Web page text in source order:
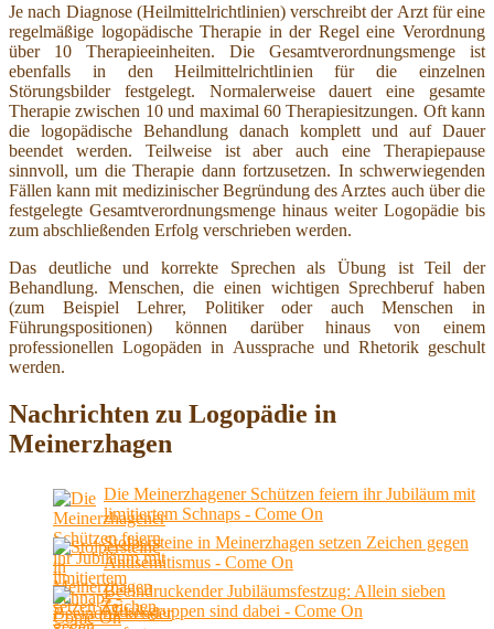
Je nach Diagnose (Heilmittelrichtlinien) verschreibt der Arzt für eine
regelmäßige logopädische Therapie in der Regel eine Verordnung
über 10 Therapieeinheiten. Die Gesamtverordnungsmenge ist
ebenfalls in den Heilmittelrichtlinien für die einzelnen
Störungsbilder festgelegt. Normalerweise dauert eine gesamte
Therapie zwischen 10 und maximal 60 Therapiesitzungen. Oft kann
die logopädische Behandlung danach komplett und auf Dauer
beendet werden. Teilweise ist aber auch eine Therapiepause
sinnvoll, um die Therapie dann fortzusetzen. In schwerwiegenden
Fällen kann mit medizinischer Begründung des Arztes auch über die
festgelegte Gesamtverordnungsmenge hinaus weiter Logopädie bis
zum abschließenden Erfolg verschrieben werden.
Das deutliche und korrekte Sprechen als Übung ist Teil der
Behandlung. Menschen, die einen wichtigen Sprechberuf haben
(zum Beispiel Lehrer, Politiker oder auch Menschen in
Führungspositionen) können darüber hinaus von einem
professionellen Logopäden in Aussprache und Rhetorik geschult
werden.
Nachrichten zu Logopädie in
Meinerzhagen
Die Meinerzhagener Schützen feiern ihr Jubiläum mit
limitiertem Schnaps - Come On
Stolpersteine in Meinerzhagen setzen Zeichen gegen
Antisemitismus - Come On
Beeindruckender Jubiläumsfestzug: Allein sieben
Musikgruppen sind dabei - Come On